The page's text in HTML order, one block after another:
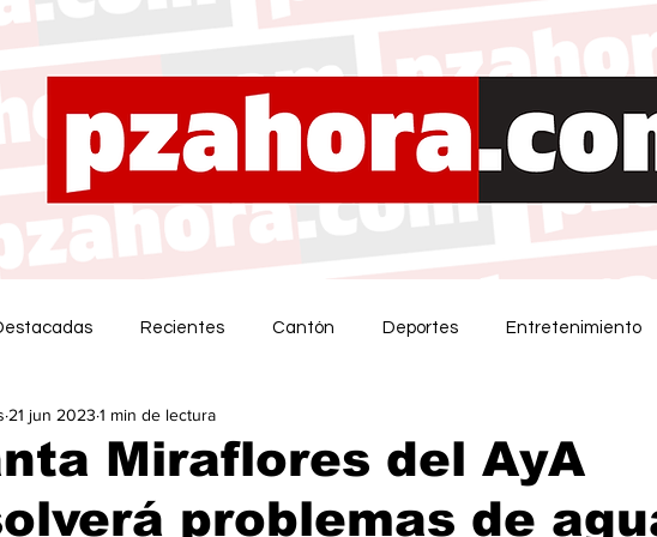
Recientes Cantón Deportes Entretenimiento
Miraflores del AyA
problemas de
21 jun 2023 1 min de lectura